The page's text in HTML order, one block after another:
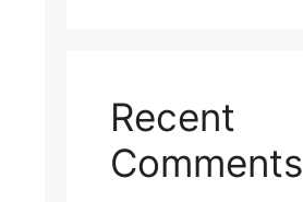
Recent
Comments